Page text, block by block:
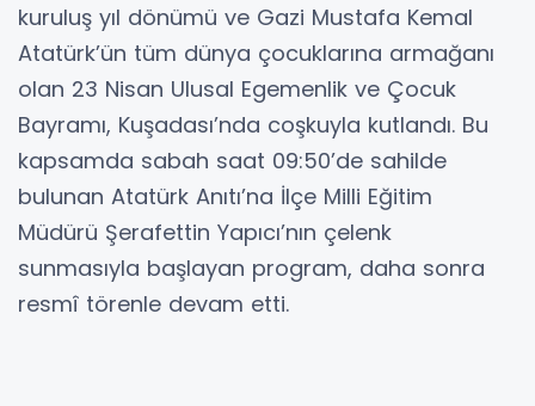
kuruluş yıl dönümü ve Gazi Mustafa Kemal
Atatürk’ün tüm dünya çocuklarına armağanı
olan 23 Nisan Ulusal Egemenlik ve Çocuk
Bayramı, Kuşadası’nda coşkuyla kutlandı. Bu
kapsamda sabah saat 09:50’de sahilde
bulunan Atatürk Anıtı’na İlçe Milli Eğitim
Müdürü Şerafettin Yapıcı’nın çelenk
sunmasıyla başlayan program, daha sonra
resmî törenle devam etti.